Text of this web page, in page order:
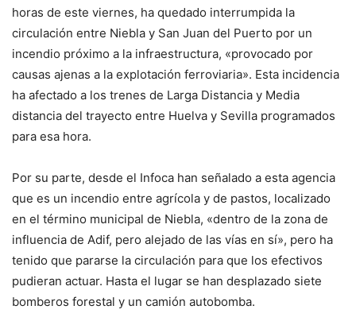
horas de este viernes, ha quedado interrumpida la
circulación entre Niebla y San Juan del Puerto por un
incendio próximo a la infraestructura, «provocado por
causas ajenas a la explotación ferroviaria». Esta incidencia
ha afectado a los trenes de Larga Distancia y Media
distancia del trayecto entre Huelva y Sevilla programados
para esa hora.
Por su parte, desde el Infoca han señalado a esta agencia
que es un incendio entre agrícola y de pastos, localizado
en el término municipal de Niebla, «dentro de la zona de
influencia de Adif, pero alejado de las vías en sí», pero ha
tenido que pararse la circulación para que los efectivos
pudieran actuar. Hasta el lugar se han desplazado siete
bomberos forestal y un camión autobomba.